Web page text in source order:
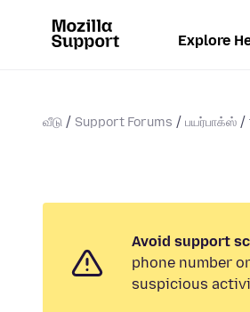
Explore
வீடு Support Forums பயர்பாக்ஸ்
Avoid support
phone number
suspicious